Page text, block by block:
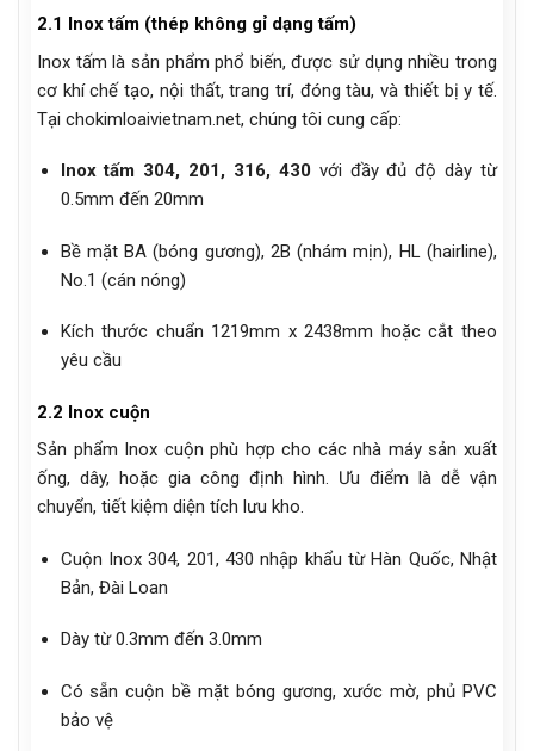
2.1 Inox tấm (thép không gỉ dạng tấm)
Inox tấm là sản phẩm phổ biến, được sử dụng nhiều trong
cơ khí chế tạo, nội thất, trang trí, đóng tàu, và thiết bị y tế.
Tại chokimloaivietnam.net, chúng tôi cung cấp:
Inox tấm 304, 201, 316, 430với đầy đủ độ dày từ
0.5mm đến 20mm
Bề mặt BA (bóng gương), 2B (nhám mịn), HL (hairline),
No.1 (cán nóng)
Kích thước chuẩn 1219mm x 2438mm hoặc cắt theo
yêu cầu
2.2 Inox cuộn
Sản phẩm Inox cuộn phù hợp cho các nhà máy sản xuất
ống, dây, hoặc gia công định hình. Ưu điểm là dễ vận
chuyển, tiết kiệm diện tích lưu kho.
Cuộn Inox 304, 201, 430 nhập khẩu từ Hàn Quốc, Nhật
Bản, Đài Loan
Dày từ 0.3mm đến 3.0mm
Có sẵn cuộn bề mặt bóng gương, xước mờ, phủ PVC
bảo vệ